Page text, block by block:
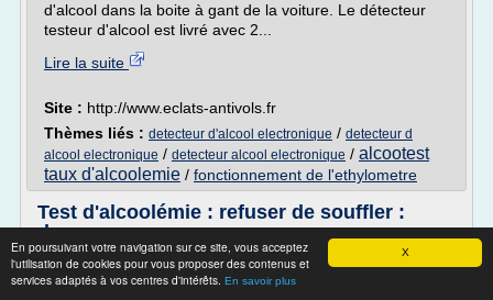
X
En poursuivant votre navigation sur ce site, vous acceptez
l'utilisation de cookies pour vous proposer des contenus et
services adaptés à vos centres d'intérêts. En savoir plus
d'alcool dans la boite à gant de la voiture. Le détecteur
testeur d'alcool est livré avec 2...
Lire la suite
Site : http://www.eclats-antivols.fr
Thèmes liés : detecteur d'alcool electronique / detecteur d
alcool electronique / detecteur alcool electronique / alcootest
taux d'alcoolemie / fonctionnement de l'ethylometre
Test d'alcoolémie : refuser de souffler :
danger
Refuser de souffler dans l'éthylomètre lors d'un contrôle
d'alcoolémie, est lourdement sanctionné et pénalement